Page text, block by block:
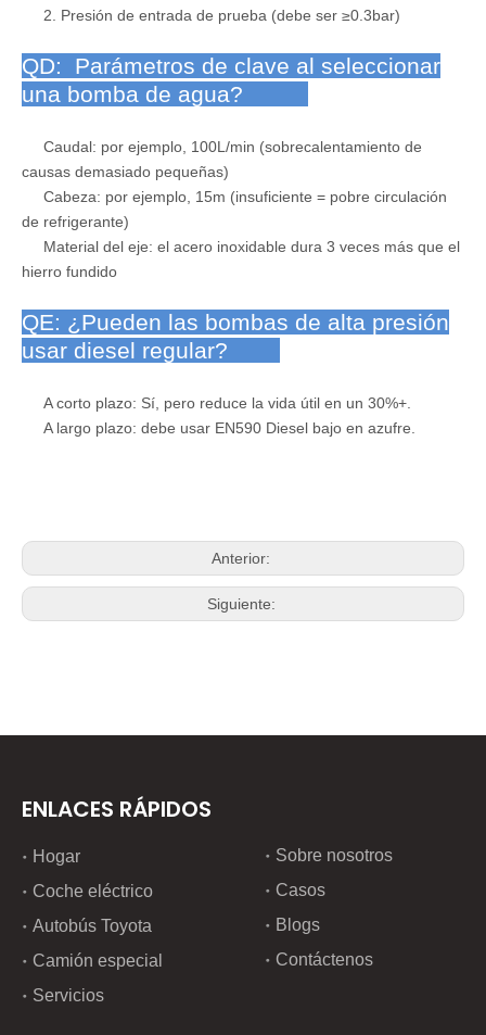
2. Presión de entrada de prueba (debe ser ≥0.3bar)
QD: Parámetros de clave al seleccionar
una bomba de agua?
Caudal: por ejemplo, 100L/min (sobrecalentamiento de
causas demasiado pequeñas)
Cabeza: por ejemplo, 15m (insuficiente = pobre circulación
de refrigerante)
Material del eje: el acero inoxidable dura 3 veces más que el
hierro fundido
QE: ¿Pueden las bombas de alta presión
usar diesel regular?
A corto plazo: Sí, pero reduce la vida útil en un 30%+.
A largo plazo: debe usar EN590 Diesel bajo en azufre.
Anterior:
Siguiente:
ENLACES RÁPIDOS
Hogar
Coche eléctrico
Autobús Toyota
Camión especial
Servicios
Sobre nosotros
Casos
Blogs
Contáctenos